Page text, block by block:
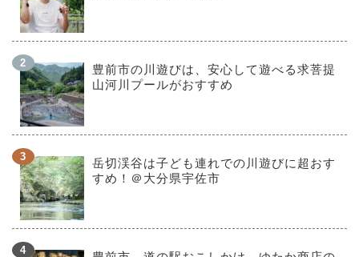
豊前市の川遊びは、安心して遊べる求菩提
山河川プールがおすすめ
岳切渓谷は子ども連れでの川遊びに超おす
すめ！＠大分県宇佐市